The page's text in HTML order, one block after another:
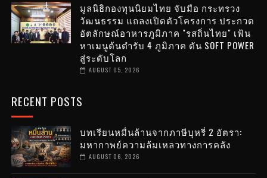
มูลนิธิกองทุนนิยมไทย จับมือ กระทรวง
วัฒนธรรม แถลงเปิดตัวโครงการ ประกวด
อัตลักษณ์อาหารภูมิภาค "รสถิ่นไทย" เฟ้น
หาเมนูต้นตำรับ 4 ภูมิภาค ดัน SOFT POWER
สู่ระดับโลก
AUGUST 05, 2026
RECENT POSTS
บทเรียนหมื่นล้านจากภาษีบุหรี่ 2 อัตรา:
มหากาพย์ความล้มเหลวทางการคลัง
AUGUST 06, 2026